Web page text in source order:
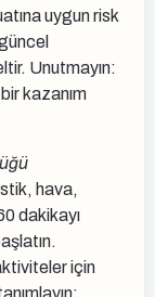
uygun risk
Unutmayın:
kazanım
hava,
dakikayı
için